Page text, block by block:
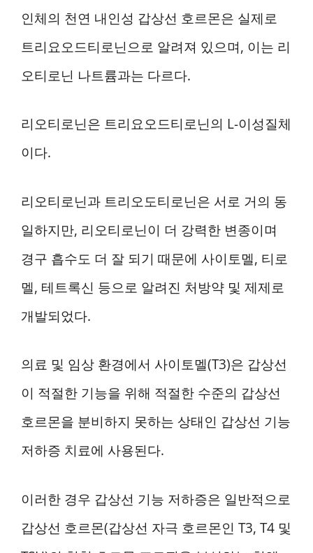
인체의 천연 내인성 갑상선 호르몬은 실제로
트리요오드티로닌으로 알려져 있으며, 이는 리
오티로닌 나트륨과는 다르다.
리오티로닌은 트리요오드티로닌의 L-이성질체
이다.
리오티로닌과 트리오도티로닌은 서로 거의 동
일하지만, 리오티로닌이 더 강력한 변종이며
경구 흡수도 더 잘 되기 때문에 사이토멜, 티로
멜, 테트록신 등으로 알려진 처방약 및 제제로
개발되었다.
의료 및 임상 환경에서 사이토멜(T3)은 갑상선
이 적절한 기능을 위해 적절한 수준의 갑상선
호르몬을 분비하지 못하는 상태인 갑상선 기능
저하증 치료에 사용된다.
이러한 경우 갑상선 기능 저하증은 일반적으로
갑상선 호르몬(갑상선 자극 호르몬인 T3, T4 및